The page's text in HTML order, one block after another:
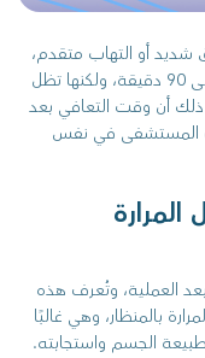
شديد أو التهاب متقدم،
قد تمتد مدة عملية استئصال المرارة بالمنظار إلى 90 دقيقة، ولكنها تظل
ذلك أن وقت التعافي بعد
المستشفى في نفس
العملية، وتُعرف هذه
بالمنظار، وهي غالبًا
الجسم واستجابته.